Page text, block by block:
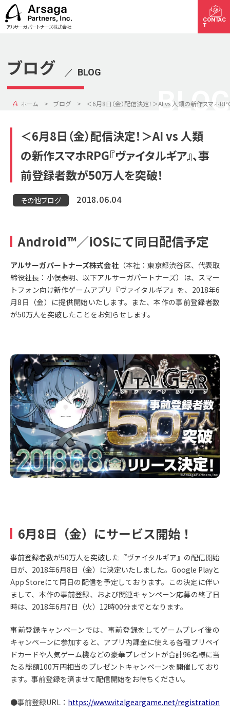
アルサーガパートナーズ株式会社
CONTAC
T
ブログ ／ BLOG
BLOG
ホーム ブログ ＜6月8日（金）配信決定！＞AI vs 人類の新作スマホ
＜6月8日（金）配信決定！＞AI vs 人類
の新作スマホRPG『ヴァイタルギア』、事
前登録者数が50万人を突破！
その他ブログ 2018.06.04
Android™／iOSにて同日配信予定
アルサーガパートナーズ株式会社（本社：東京都渋谷区、代表取
締役社長：小俣泰明、以下アルサーガパートナーズ）は、スマー
トフォン向け新作ゲームアプリ『ヴァイタルギア』を、2018年6
月8日（金）に提供開始いたします。また、本作の事前登録者数
が50万人を突破したことをお知らせします。
6月8日（金）にサービス開始！
事前登録者数が50万人を突破した『ヴァイタルギア』の配信開始
日が、2018年6月8日（金）に決定いたしました。Google Playと
App Storeにて同日の配信を予定しております。この決定に伴い
まして、本作の事前登録、および関連キャンペーン応募の終了日
時は、2018年6月7日（火）12時00分までとなります。
事前登録キャンペーンでは、事前登録をしてゲームプレイ後の
キャンペーンに参加すると、アプリ内課金に使える各種プリペイ
ドカードや人気ゲーム機などの豪華プレゼントが合計96名様に当
たる総額100万円相当のプレゼントキャンペーンを開催しており
ます。事前登録を済ませて配信開始をお待ちください。
●事前登録URL： https://www.vitalgeargame.net/registration